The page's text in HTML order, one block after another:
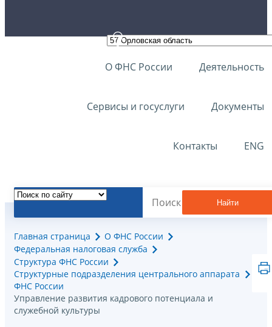
О ФНС России Деятельность
Сервисы и госуслуги Документы
Контакты ENG
Найти
Главная страница
О ФНС России
Федеральная налоговая служба
Структура ФНС России
Структурные подразделения центрального аппарата
ФНС России
Управление развития кадрового потенциала и
служебной культуры